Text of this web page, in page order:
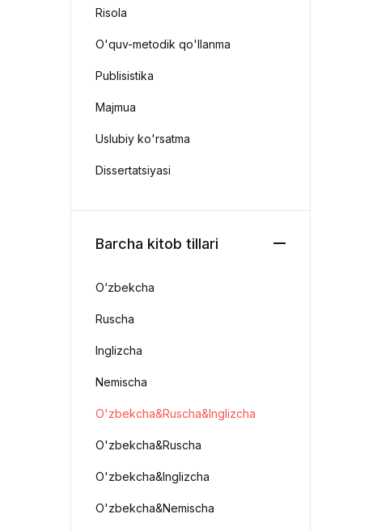
Risola
O'quv-metodik qo'llanma
Publisistika
Majmua
Uslubiy ko'rsatma
Dissertatsiyasi
Barcha kitob tillari
O‘zbekcha
Ruscha
Inglizcha
Nemischa
O'zbekcha&Ruscha&Inglizcha
O'zbekcha&Ruscha
O'zbekcha&Inglizcha
O'zbekcha&Nemischa